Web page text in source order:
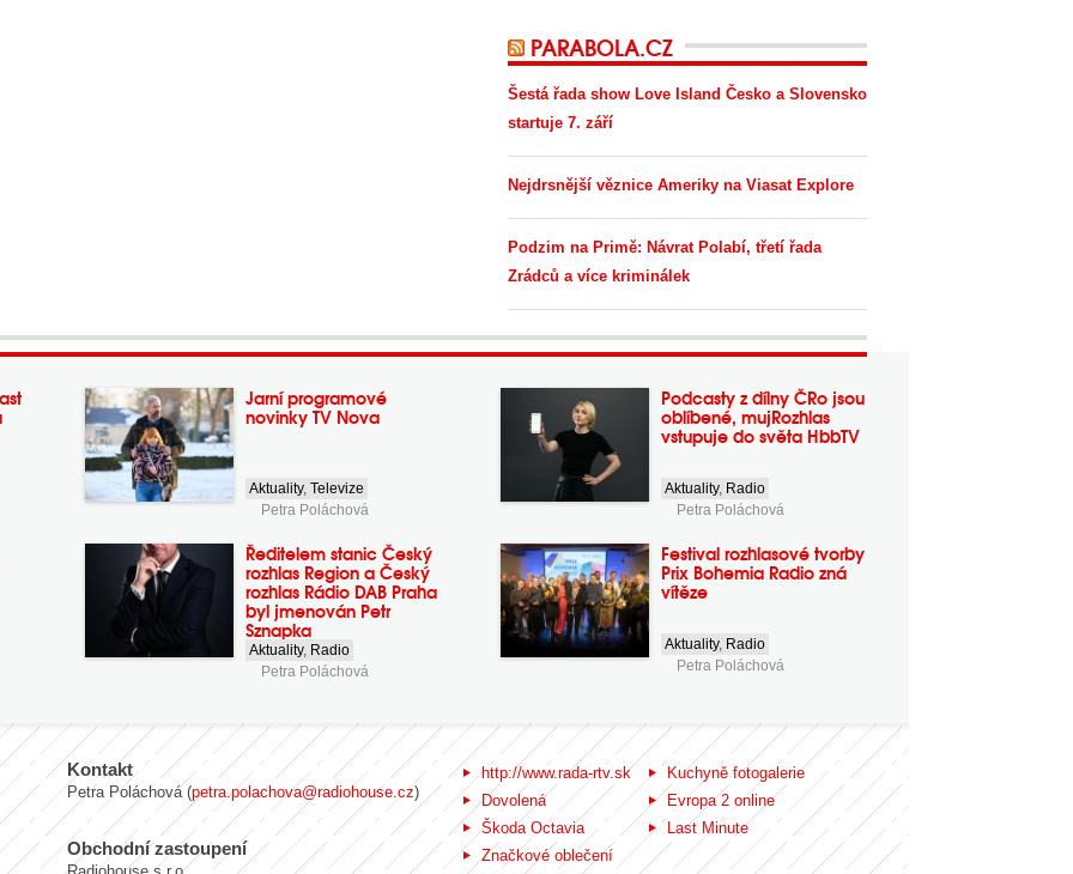
PARABOLA.CZ
Šestá řada show Love Island Česko a Slovensko
startuje 7. září
Nejdrsnější věznice Ameriky na Viasat Explore
Podzim na Primě: Návrat Polabí, třetí řada
Zrádců a více kriminálek
Jarní programové
novinky TV Nova
Aktuality,Televize
Petra Poláchová
Podcasty z dílny ČRo jsou
oblíbené, mujRozhlas
vstupuje do světa HbbTV
Aktuality, Radio
Petra Poláchová
Ředitelem stanic Český
rozhlas Region a Český
rozhlas Rádio DAB Praha
byl jmenován Petr
Sznapka
Aktuality, Radio
Petra Poláchová
Festival rozhlasové tvorby
Prix Bohemia Radio zná
vítěze
Aktuality, Radio
Petra Poláchová
Kontakt
Petra Poláchová (petra.polachova@radiohouse.cz)
Obchodní zastoupení
http://www.rada-rtv.sk
Kuchyně fotogalerie
Dovolená
Evropa 2 online
Škoda Octavia
Last Minute
Značkové oblečení